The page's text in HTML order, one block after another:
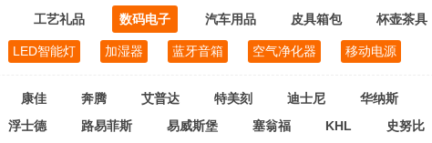
工艺礼品 数码电子 汽车用品 皮具箱包 杯壶茶具
LED智能灯 加湿器 蓝牙音箱 空气净化器 移动电源
康佳 奔腾 艾普达 特美刻 迪士尼 华纳斯
浮士德 路易菲斯 易威斯堡 塞翁福 KHL 史努比